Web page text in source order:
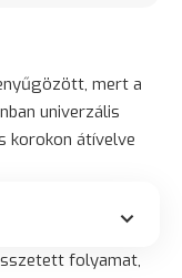
mert a
univerzális
korokon átívelve
folyamat,